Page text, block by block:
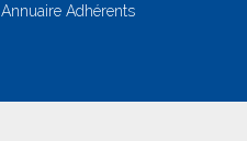
Annuaire Adhérents